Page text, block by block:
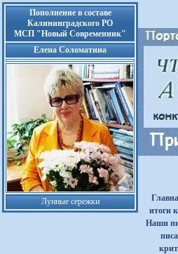
Пополнение в составе
Калининградского РО
МСП "Новый Современник"
Елена Соломатина
Лунные сережки
итоги
Наши